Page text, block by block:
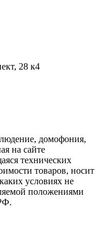
28 к4
домофония,
на сайте
технических
товаров, носит
условиях не
положениями